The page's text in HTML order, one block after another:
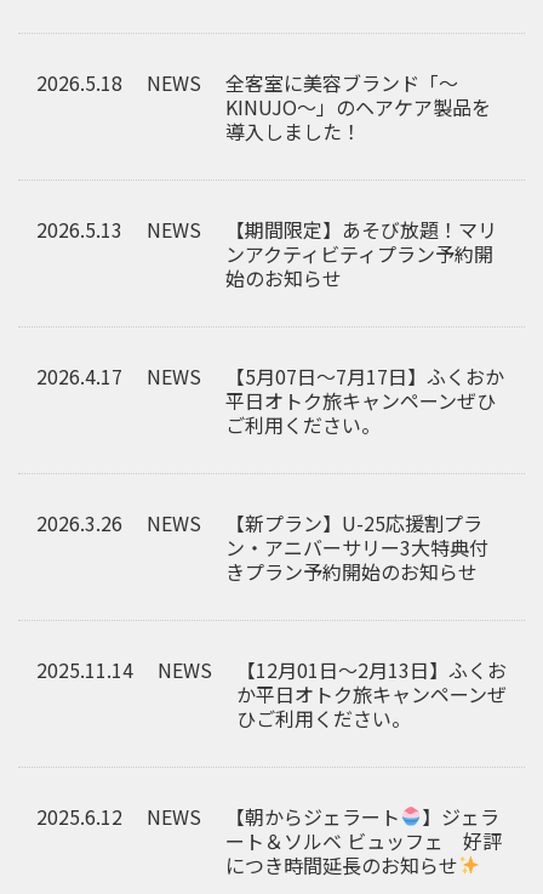
2026.5.18 NEWS
全客室に美容ブランド「～
KINUJO～」のヘアケア製品を
導入しました！
2026.5.13 NEWS
【期間限定】あそび放題！マリ
ンアクティビティプラン予約開
始のお知らせ
2026.4.17 NEWS
【5月07日～7月17日】ふくおか
平日オトク旅キャンペーンぜひ
ご利用ください。
2026.3.26 NEWS
【新プラン】U-25応援割プラ
ン・アニバーサリー3大特典付
きプラン予約開始のお知らせ
2025.11.14 NEWS
【12月01日～2月13日】ふくお
か平日オトク旅キャンペーンぜ
ひご利用ください。
2025.6.12 NEWS 【朝からジェラート
】ジェラ
ート＆ソルベ ビュッフェ 好評
につき時間延長のお知らせ